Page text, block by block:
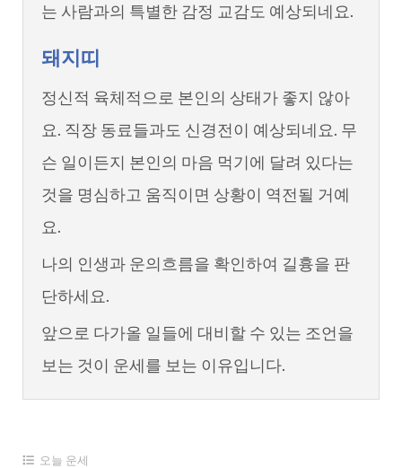
는 사람과의 특별한 감정 교감도 예상되네요.
돼지띠
정신적 육체적으로 본인의 상태가 좋지 않아
요. 직장 동료들과도 신경전이 예상되네요. 무
슨 일이든지 본인의 마음 먹기에 달려 있다는
것을 명심하고 움직이면 상황이 역전될 거예
요.
나의 인생과 운의흐름을 확인하여 길흉을 판
단하세요.
앞으로 다가올 일들에 대비할 수 있는 조언을
보는 것이 운세를 보는 이유입니다.
오늘 운세